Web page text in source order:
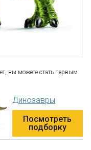
вы можете стать первым
Динозавры
Посмотреть
подборку